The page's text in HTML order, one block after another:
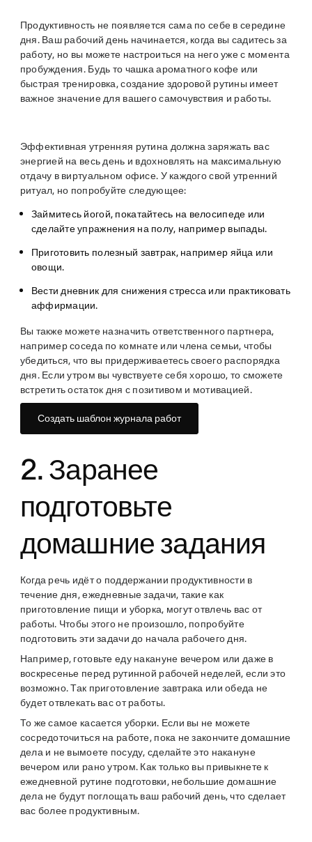
Продуктивность не появляется сама по себе в середине
дня. Ваш рабочий день начинается, когда вы садитесь за
работу, но вы можете настроиться на него уже с момента
пробуждения. Будь то чашка ароматного кофе или
быстрая тренировка, создание здоровой рутины имеет
важное значение для вашего самочувствия и работы.
Эффективная утренняя рутина должна заряжать вас
энергией на весь день и вдохновлять на максимальную
отдачу в виртуальном офисе. У каждого свой утренний
ритуал, но попробуйте следующее:
Займитесь йогой, покатайтесь на велосипеде или
сделайте упражнения на полу, например выпады.
Приготовить полезный завтрак, например яйца или
овощи.
Вести дневник для снижения стресса или практиковать
аффирмации.
Вы также можете назначить ответственного партнера,
например соседа по комнате или члена семьи, чтобы
убедиться, что вы придерживаетесь своего распорядка
дня. Если утром вы чувствуете себя хорошо, то сможете
встретить остаток дня с позитивом и мотивацией.
Создать шаблон журнала работ
2. Заранее
подготовьте
домашние задания
Когда речь идёт о поддержании продуктивности в
течение дня, ежедневные задачи, такие как
приготовление пищи и уборка, могут отвлечь вас от
работы. Чтобы этого не произошло, попробуйте
подготовить эти задачи до начала рабочего дня.
Например, готовьте еду накануне вечером или даже в
воскресенье перед рутинной рабочей неделей, если это
возможно. Так приготовление завтрака или обеда не
будет отвлекать вас от работы.
То же самое касается уборки. Если вы не можете
сосредоточиться на работе, пока не закончите домашние
дела и не вымоете посуду, сделайте это накануне
вечером или рано утром. Как только вы привыкнете к
ежедневной рутине подготовки, небольшие домашние
дела не будут поглощать ваш рабочий день, что сделает
вас более продуктивным.